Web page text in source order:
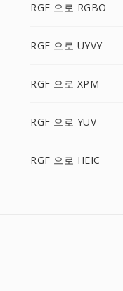
RGF 으로 RGBO
RGF 으로 UYVY
RGF 으로 XPM
RGF 으로 YUV
RGF 으로 HEIC